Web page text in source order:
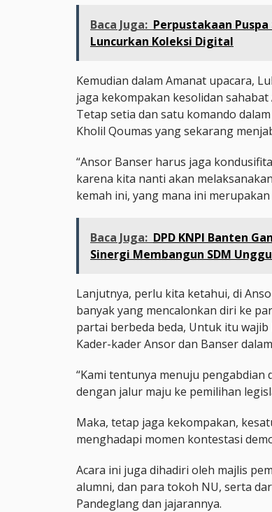
Baca Juga: Perpustakaan
Luncurkan Koleksi Digital
Kemudian dalam Amanat upacara,
jaga kekompakan kesolidan
Tetap setia dan satu komando
Kholil Qoumas yang sekarang
“Ansor Banser harus jaga
karena kita nanti akan
kemah ini, yang mana ini
Baca Juga: DPD KNPI Banten
Sinergi Membangun SDM
Lanjutnya, perlu kita ketahui, di
banyak yang mencalonkan diri ke
partai berbeda beda, Untuk itu
Kader-kader Ansor dan Banser
“Kami tentunya menuju
dengan jalur maju ke pemilihan
Maka, tetap jaga kekompakan,
menghadapi momen kontestasi
Acara ini juga dihadiri oleh majlis
alumni, dan para tokoh NU, serta
Pandeglang dan jajarannya.